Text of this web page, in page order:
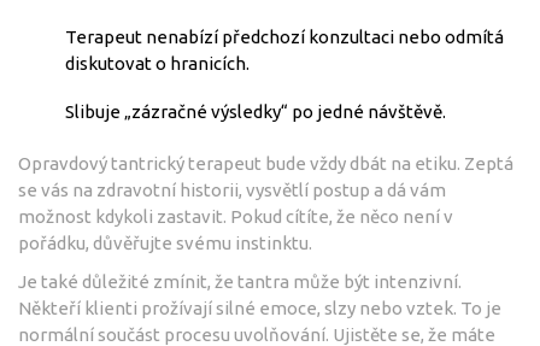
Terapeut nenabízí předchozí konzultaci nebo odmítá
diskutovat o hranicích.
Slibuje „zázračné výsledky“ po jedné návštěvě.
Opravdový tantrický terapeut bude vždy dbát na etiku. Zeptá
se vás na zdravotní historii, vysvětlí postup a dá vám
možnost kdykoli zastavit. Pokud cítíte, že něco není v
pořádku, důvěřujte svému instinktu.
Je také důležité zmínit, že tantra může být intenzivní.
Někteří klienti prožívají silné emoce, slzy nebo vztek. To je
normální součást procesu uvolňování. Ujistěte se, že máte